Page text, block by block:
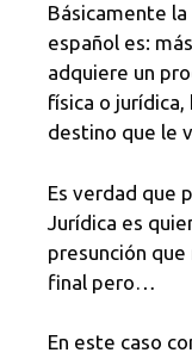
Básicamente
español es:
adquiere un
física o jurídica,
destino que le
Es verdad que
Jurídica es
presunción
final pero…
En este caso